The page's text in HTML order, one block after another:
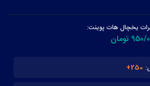
یخچال هات پوینت:
250+